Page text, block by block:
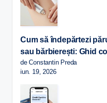
Cum să îndepărtezi
sau bărbierești: Ghid
de Constantin Preda
iun. 19, 2026